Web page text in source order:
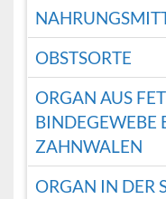
OBSTSORTE
ORGAN AUS
BINDEGEWEBE
ZAHNWALEN
ORGAN IN DER